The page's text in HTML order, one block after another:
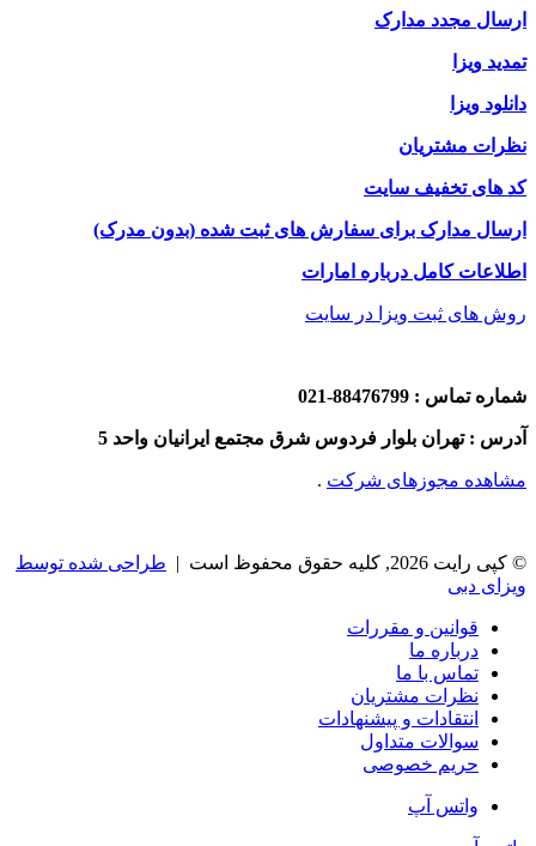
ارسال مجدد مدارک
تمدید ویزا
دانلود ویزا
نظرات مشتریان
کد های تخفیف سایت
ارسال مدارک برای سفارش های ثبت شده (بدون مدرک)
اطلاعات کامل درباره امارات
روش های ثبت ویزا در سایت
شماره تماس : 88476799-021
آدرس : تهران بلوار فردوس شرق مجتمع ایرانیان واحد 5
مشاهده مجوزهای شرکت .
© کپی رایت 2026, کلیه حقوق محفوظ است |
طراحی شده توسط
ویزای دبی
قوانین و مقررات
درباره ما
تماس با ما
نظرات مشتریان
انتقادات و پیشنهادات
سوالات متداول
حریم خصوصی
واتس آپ